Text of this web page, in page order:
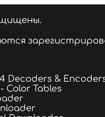
Decoders &
Color Tables